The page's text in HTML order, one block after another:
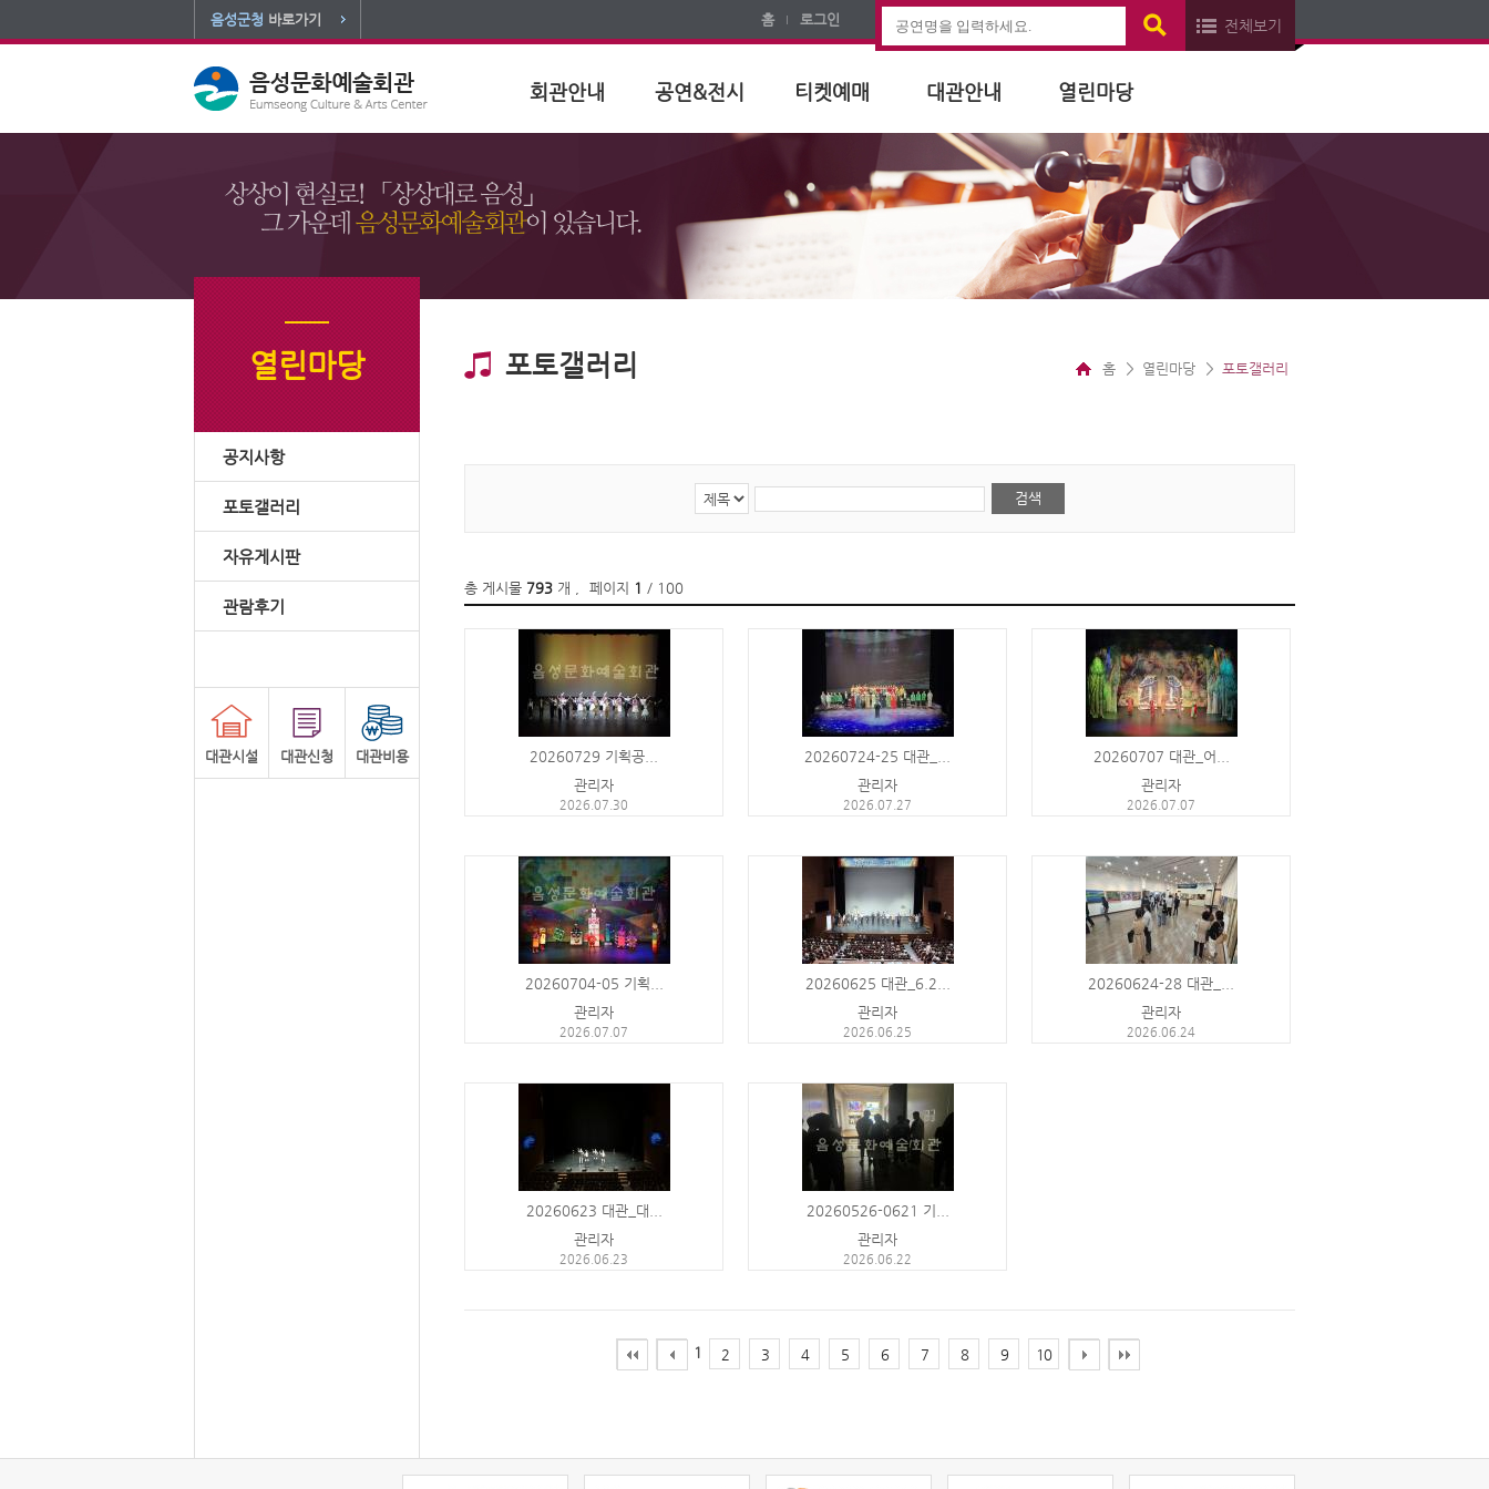
음성군청 바로가기 전체보기
홈 로그인
회관안내 공연&전시 티켓예매 대관안내 열린마당
열린마당
공지사항
포토갤러리
자유게시판
관람후기
대관시설 대관신청 대관비용
포토갤러리 홈 열린마당 포토갤러리
총 게시물 793 개 페이지 1 / 100
20260729 기획공...
관리자
2026.07.30
20260724-25 대관_...
관리자
2026.07.27
20260707 대관_어...
관리자
2026.07.07
20260704-05 기획...
관리자
2026.07.07
20260625 대관_6.2...
관리자
2026.06.25
20260624-28 대관_...
관리자
2026.06.24
20260623 대관_대...
관리자
2026.06.23
20260526-0621 기...
관리자
2026.06.22
1 2 3 4 5 6 7 8 9 10